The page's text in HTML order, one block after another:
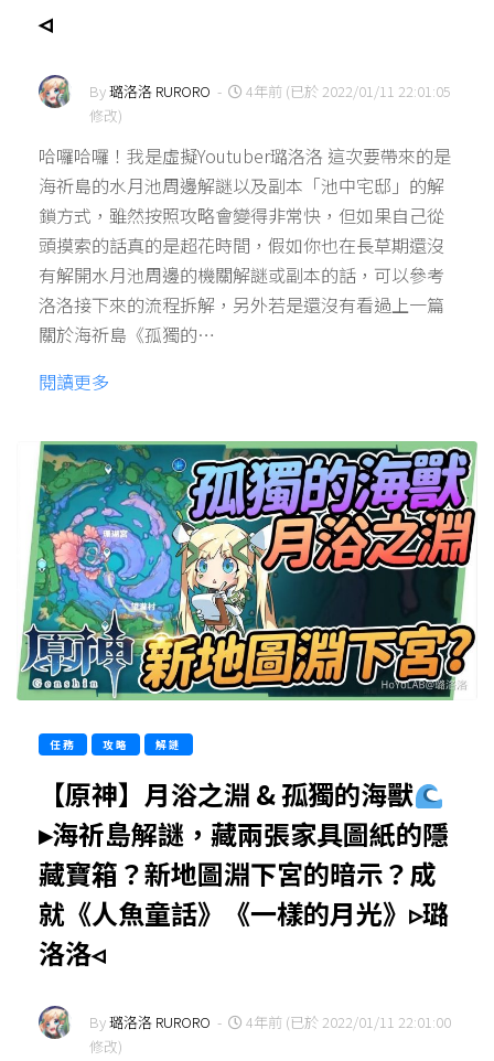
◃
By璐洛洛 RURORO -
4年前 (已於 2022/01/11 22:01:05
修改)
哈囉哈囉！我是虛擬Youtuber璐洛洛 這次要帶來的是
海祈島的水月池周邊解謎以及副本「池中宅邸」的解
鎖方式，雖然按照攻略會變得非常快，但如果自己從
頭摸索的話真的是超花時間，假如你也在長草期還沒
有解開水月池周邊的機關解謎或副本的話，可以參考
洛洛接下來的流程拆解，另外若是還沒有看過上一篇
關於海祈島《孤獨的…
閱讀更多
任務 攻略 解謎
【原神】月浴之淵 & 孤獨的海獸
▸海祈島解謎，藏兩張家具圖紙的隱
藏寶箱？新地圖淵下宮的暗示？成
就《人魚童話》《一樣的月光》▹璐
洛洛◃
By璐洛洛 RURORO -
4年前 (已於 2022/01/11 22:01:00
修改)